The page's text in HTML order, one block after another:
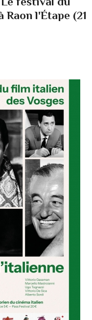
l'Étape (21